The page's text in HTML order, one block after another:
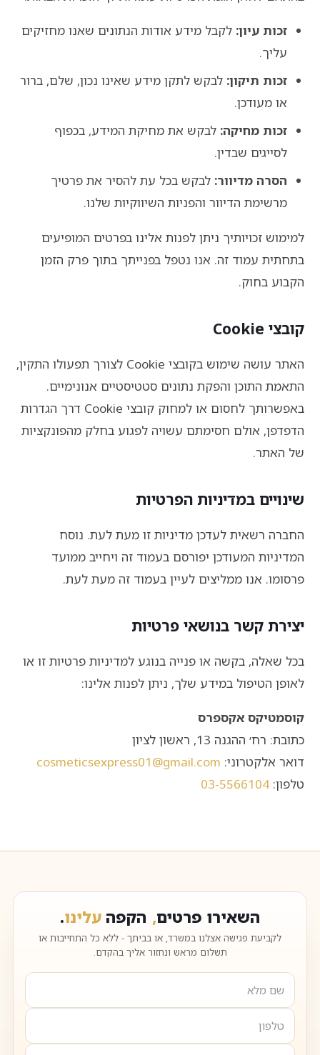
זכות עיון: לקבל מידע אודות הנתונים שאנו מחזיקים
עליך.
זכות תיקון: לבקש לתקן מידע שאינו נכון, שלם, ברור
או מעודכן.
זכות מחיקה: לבקש את מחיקת המידע, בכפוף
לסייגים שבדין.
הסרה מדיוור: לבקש בכל עת להסיר את פרטיך
מרשימת הדיוור והפניות השיווקיות שלנו.
למימוש זכויותיך ניתן לפנות אלינו בפרטים המופיעים
בתחתית עמוד זה. אנו נטפל בפנייתך בתוך פרק הזמן
הקבוע בחוק.
קובצי Cookie
האתר עושה שימוש בקובצי Cookie לצורך תפעולו התקין,
התאמת התוכן והפקת נתונים סטטיסטיים אנונימיים.
באפשרותך לחסום או למחוק קובצי Cookie דרך הגדרות
הדפדפן, אולם חסימתם עשויה לפגוע בחלק מהפונקציות
של האתר.
שינויים במדיניות הפרטיות
החברה רשאית לעדכן מדיניות זו מעת לעת. נוסח
המדיניות המעודכן יפורסם בעמוד זה ויחייב ממועד
פרסומו. אנו ממליצים לעיין בעמוד זה מעת לעת.
יצירת קשר בנושאי פרטיות
בכל שאלה, בקשה או פנייה בנוגע למדיניות פרטיות זו או
לאופן הטיפול במידע שלך, ניתן לפנות אלינו:
קוסמטיקס אקספרס
כתובת: רח׳ ההגנה 13, ראשון לציון
דואר אלקטרוני: cosmeticsexpress01@gmail.com
טלפון: 03-5566104
השאירו פרטים, הקפה עלינו.
לקביעת פגישה אצלנו במשרד, או בביתך - ללא כל התחייבות או
תשלום מראש ונחזור אליך בהקדם.